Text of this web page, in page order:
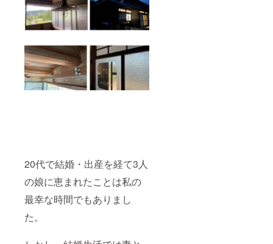
20代で結婚・出産を経て3人
の娘に恵まれたことは私の
最幸な時間でもありまし
た。